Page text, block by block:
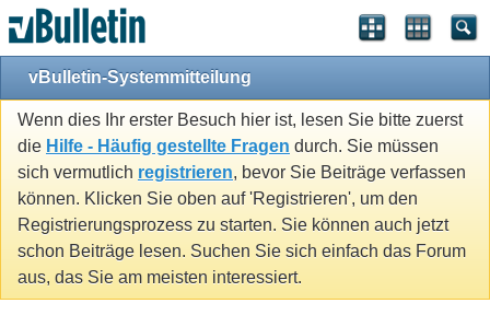
vBulletin-Systemmitteilung
Wenn dies Ihr erster Besuch hier ist, lesen Sie bitte zuerst
die Hilfe - Häufig gestellte Fragen durch. Sie müssen
sich vermutlich registrieren, bevor Sie Beiträge verfassen
können. Klicken Sie oben auf 'Registrieren', um den
Registrierungsprozess zu starten. Sie können auch jetzt
schon Beiträge lesen. Suchen Sie sich einfach das Forum
aus, das Sie am meisten interessiert.